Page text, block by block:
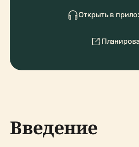
Открыть в
Введение